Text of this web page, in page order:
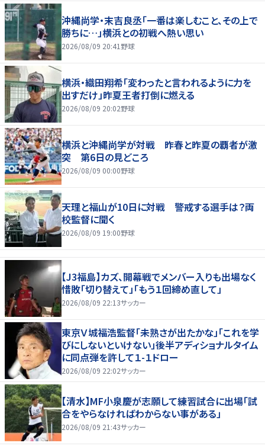
沖縄尚学・末吉良丞「一番は楽しむこと、その上で
勝ちに…」横浜との初戦へ熱い思い
2026/08/09 20:41 野球
横浜・織田翔希「変わったと言われるように力を
出すだけ」昨夏王者打倒に燃える
2026/08/09 20:02野球
横浜と沖縄尚学が対戦 昨春と昨夏の覇者が激
突 第6日の見どころ
2026/08/09 00:00野球
天理と福山が10日に対戦 警戒する選手は？両
校監督に聞く
2026/08/09 19:00野球
【J3福島】カズ、開幕戦でメンバー入りも出場なく
惜敗「切り替えて」「もう１回締め直して」
2026/08/09 22:13サッカー
東京Ｖ城福浩監督「未熟さが出たかな」「これを学
びにしないといけない」後半アディショナルタイム
に同点弾を許して１-１ドロー
2026/08/09 22:02サッカー
【清水】MF小泉慶が志願して練習試合に出場「試
合をやらなければわからない事がある」
2026/08/09 21:43サッカー